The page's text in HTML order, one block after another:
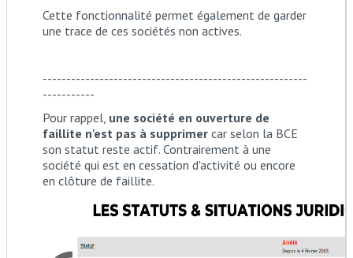
Cette fonctionnalité permet également de garder
une trace de ces sociétés non actives.
--------------------------------------------------------
-----------
Pour rappel, une société en ouverture de
faillite n'est pas à supprimercar selon la BCE
son statut reste actif. Contrairement à une
société qui est en cessation d'activité ou encore
en clôture de faillite.